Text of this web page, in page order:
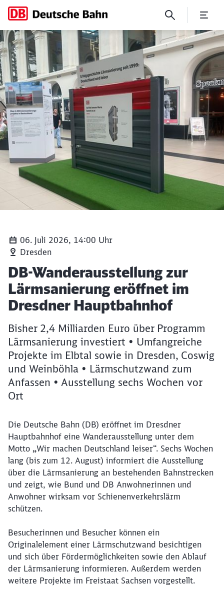
DB-Wanderausstellung zur
06. Juli 2026, 14:00 Uhr
Dresden
Artikel:
DB-Wanderausstellung zur
Lärmsanierung eröffnet im
Dresdner Hauptbahnhof
Bisher 2,4 Milliarden Euro über Programm
Lärmsanierung investiert • Umfangreiche
Projekte im Elbtal sowie in Dresden, Coswig
und Weinböhla • Lärmschutzwand zum
Anfassen • Ausstellung sechs Wochen vor
Ort
Die Deutsche Bahn (DB) eröffnet im Dresdner
Hauptbahnhof eine Wanderausstellung unter dem
Motto „Wir machen Deutschland leiser“. Sechs Wochen
lang (bis zum 12. August) informiert die Ausstellung
über die Lärmsanierung an bestehenden Bahnstrecken
und zeigt, wie Bund und DB Anwohnerinnen und
Anwohner wirksam vor Schienenverkehrslärm
schützen.
Besucherinnen und Besucher können ein
Originalelement einer Lärmschutzwand besichtigen
und sich über Fördermöglichkeiten sowie den Ablauf
der Lärmsanierung informieren. Außerdem werden
weitere Projekte im Freistaat Sachsen vorgestellt.